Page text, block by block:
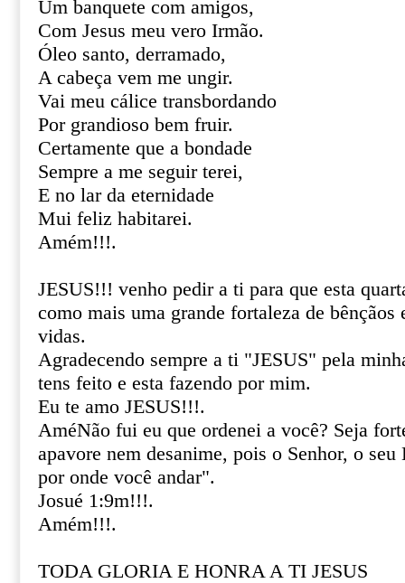
Um banquete com amigos,
Com Jesus meu vero Irmão.
Óleo santo, derramado,
A cabeça vem me ungir.
Vai meu cálice transbordando
Por grandioso bem fruir.
Certamente que a bondade
Sempre a me seguir terei,
E no lar da eternidade
Mui feliz habitarei.
Amém!!!.
JESUS!!! venho pedir a ti para que esta
como mais uma grande fortaleza de bênçãos
vidas.
Agradecendo sempre a ti "JESUS" pela
tens feito e esta fazendo por mim.
Eu te amo JESUS!!!.
AméNão fui eu que ordenei a você? Seja
apavore nem desanime, pois o Senhor, o
por onde você andar".
Josué 1:9m!!!.
Amém!!!.
TODA GLORIA E HONRA A TI JESUS